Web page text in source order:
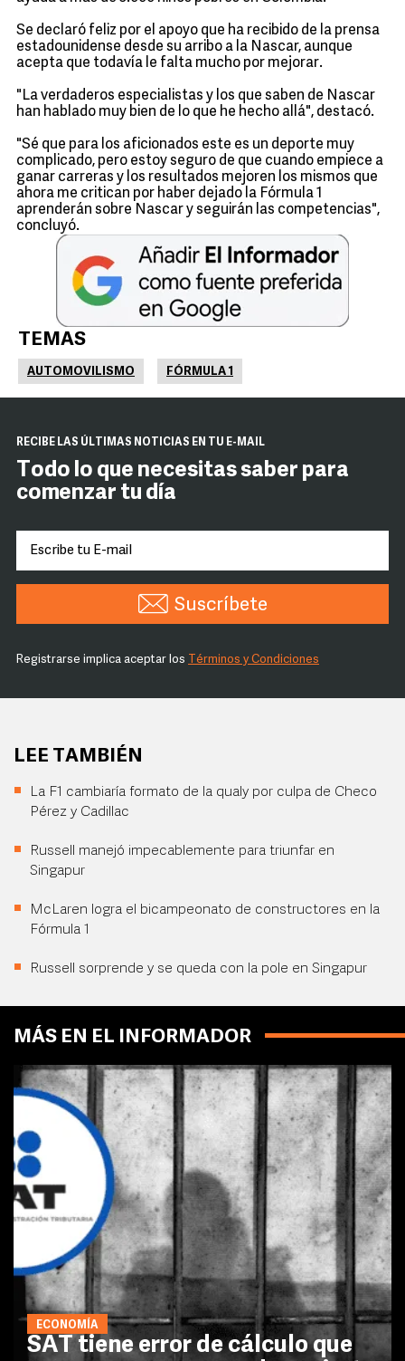
Se declaró feliz por el apoyo que ha recibido de la prensa
estadounidense desde su arribo a la Nascar, aunque
acepta que todavía le falta mucho por mejorar.
"La verdaderos especialistas y los que saben de Nascar
han hablado muy bien de lo que he hecho allá", destacó.
"Sé que para los aficionados este es un deporte muy
complicado, pero estoy seguro de que cuando empiece a
ganar carreras y los resultados mejoren los mismos que
ahora me critican por haber dejado la Fórmula 1
aprenderán sobre Nascar y seguirán las competencias",
concluyó.
TEMAS
AUTOMOVILISMO FÓRMULA 1
RECIBE LAS ÚLTIMAS NOTICIAS EN TU E-MAIL
Todo lo que necesitas saber para
comenzar tu día
Suscríbete
Registrarse implica aceptar los Términos y Condiciones
LEE TAMBIÉN
La F1 cambiaría formato de la qualy por culpa de Checo
Pérez y Cadillac
Russell manejó impecablemente para triunfar en
Singapur
McLaren logra el bicampeonato de constructores en la
Fórmula 1
Russell sorprende y se queda con la pole en Singapur
MÁS EN EL INFORMADOR
ECONOMÍA
SAT tiene error de cálculo que